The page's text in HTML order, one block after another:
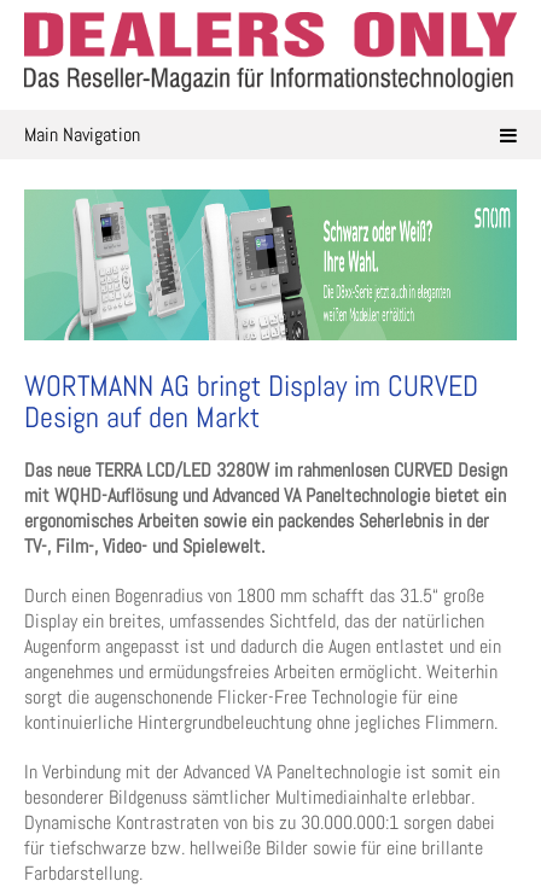
Skip
content
Main Navigation
WORTMANN AG bringt Display im CURVED
Design auf den Markt
Das neue TERRA LCD/LED 3280W im rahmenlosen CURVED Design
mit WQHD-Auflösung und Advanced VA Paneltechnologie bietet ein
ergonomisches Arbeiten sowie ein packendes Seherlebnis in der
TV-, Film-, Video- und Spielewelt.
Durch einen Bogenradius von 1800 mm schafft das 31.5“ große
Display ein breites, umfassendes Sichtfeld, das der natürlichen
Augenform angepasst ist und dadurch die Augen entlastet und ein
angenehmes und ermüdungsfreies Arbeiten ermöglicht. Weiterhin
sorgt die augenschonende Flicker-Free Technologie für eine
kontinuierliche Hintergrundbeleuchtung ohne jegliches Flimmern.
In Verbindung mit der Advanced VA Paneltechnologie ist somit ein
besonderer Bildgenuss sämtlicher Multimediainhalte erlebbar.
Dynamische Kontrastraten von bis zu 30.000.000:1 sorgen dabei
für tiefschwarze bzw. hellweiße Bilder sowie für eine brillante
Farbdarstellung.